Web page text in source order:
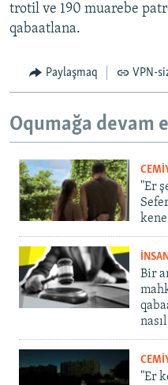
trotil ve 190 muarebe
qabaatlana.
Paylaşmaq VPN-
Oqumağa devam
"Er
Bir
"Er